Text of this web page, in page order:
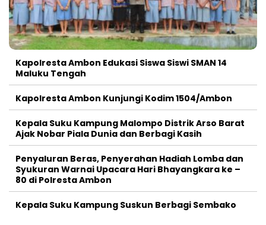
Kapolresta Ambon Edukasi Siswa Siswi SMAN 14
Maluku Tengah
Kapolresta Ambon Kunjungi Kodim 1504/Ambon
Kepala Suku Kampung Malompo Distrik Arso Barat
Ajak Nobar Piala Dunia dan Berbagi Kasih
Penyaluran Beras, Penyerahan Hadiah Lomba dan
Syukuran Warnai Upacara Hari Bhayangkara ke –
80 di Polresta Ambon
Kepala Suku Kampung Suskun Berbagi Sembako